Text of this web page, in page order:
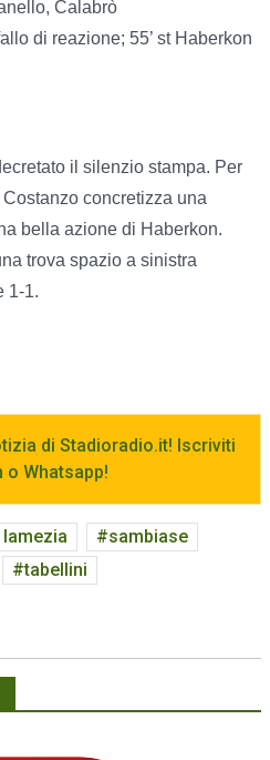
Calabrò
di reazione; 55’ st Haberkon
il silenzio stampa. Per
concretizza una
bella azione di Haberkon.
trova spazio a sinistra
1-1.
di Stadioradio.it! Iscriviti
Whatsapp!
sambiase
tabellini